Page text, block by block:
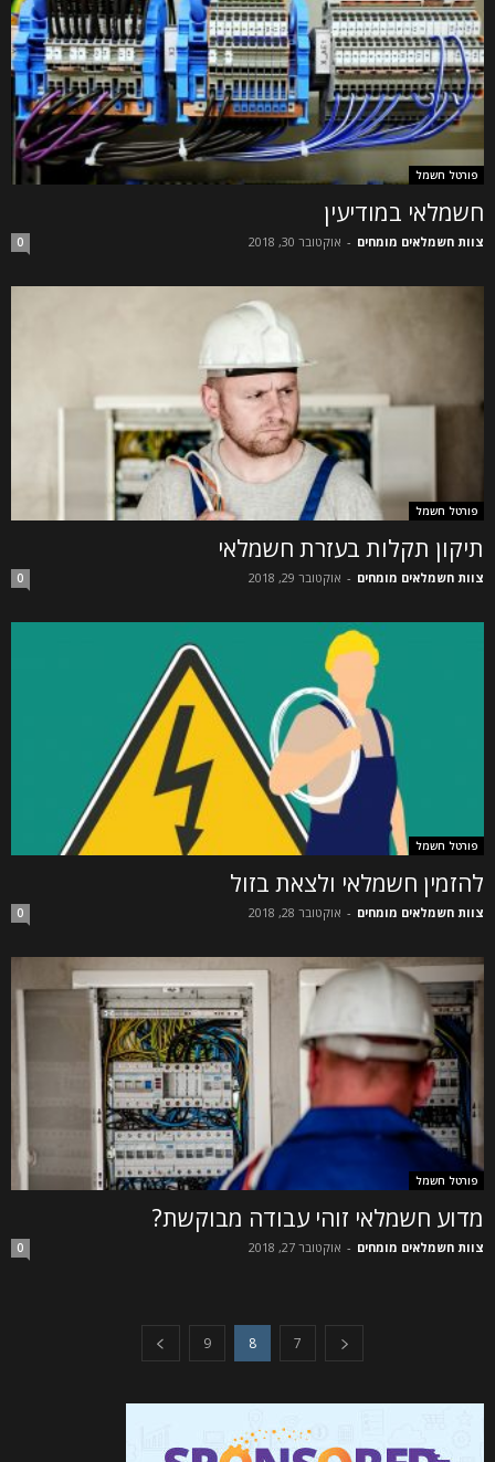
פורטל חשמל
חשמלאי במודיעין
צוות חשמלאים מומחים - אוקטובר 30, 2018 0
פורטל חשמל
תיקון תקלות בעזרת חשמלאי
צוות חשמלאים מומחים - אוקטובר 29, 2018 0
פורטל חשמל
להזמין חשמלאי ולצאת בזול
צוות חשמלאים מומחים - אוקטובר 28, 2018 0
פורטל חשמל
מדוע חשמלאי זוהי עבודה מבוקשת?
צוות חשמלאים מומחים - אוקטובר 27, 2018 0
7
8
9